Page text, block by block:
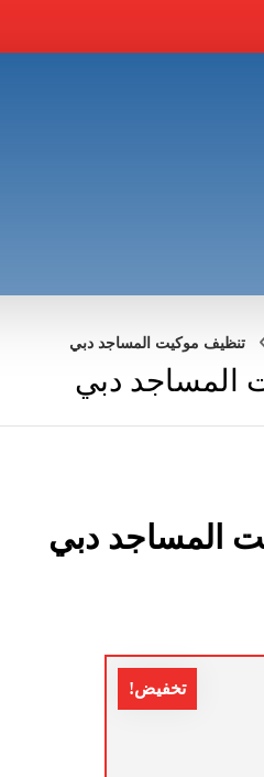
تنظيف موكيت المساجد دبي
المساجد دبي
المساجد دبي
تخفيض!